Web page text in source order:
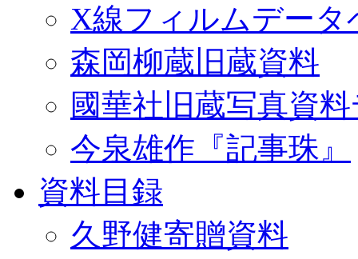
X線フィルムデータ
森岡柳蔵旧蔵資料
國華社旧蔵写真資
今泉雄作『記事珠』
資料目録
久野健寄贈資料